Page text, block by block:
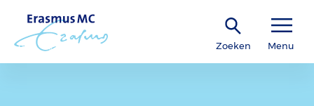
Zoeken Menu